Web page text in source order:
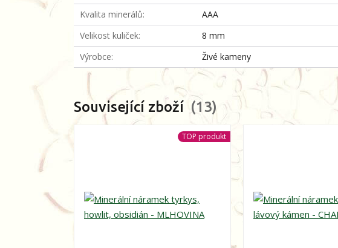
Kvalita minerálů
AAA
Velikost kuliček
8 mm
Výrobce
Živé kameny
Související zboží 13
TOP produkt